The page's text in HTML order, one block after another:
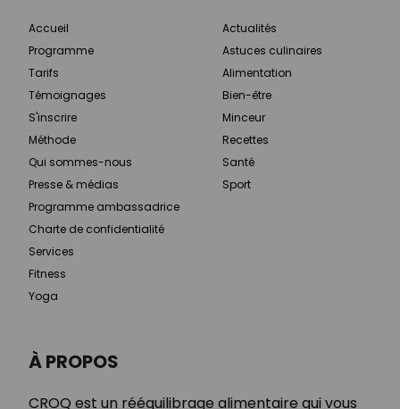
À PROPOS
CROQ est un rééquilibrage alimentaire qui vous
Accueil
Programme
Tarifs
Témoignages
S'inscrire
Méthode
Qui sommes-nous
Presse & médias
Programme ambassadrice
Charte de confidentialité
Services
Fitness
Yoga
Actualités
Astuces culinaires
Alimentation
Bien-être
Minceur
Recettes
Santé
Sport